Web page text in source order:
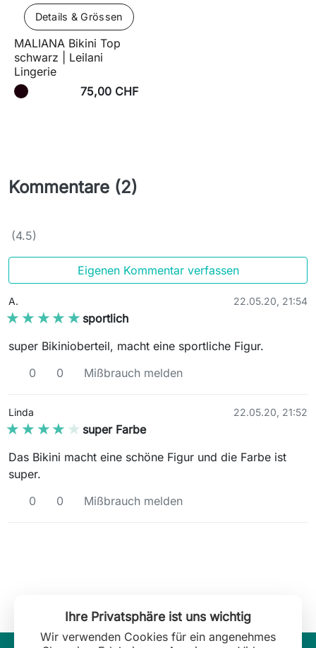
Details & Grössen
MALIANA Bikini Top
schwarz | Leilani
Lingerie
75,00 CHF
Kommentare (2)
(4.5)
Eigenen Kommentar verfassen
A. 22.05.20, 21:54
★★★★★
★★★★★ sportlich
super Bikinioberteil, macht eine sportliche Figur.
0
0 Mißbrauch melden
Linda 22.05.20, 21:52
★★★★★
★★★★★ super Farbe
Das Bikini macht eine schöne Figur und die Farbe ist
super.
0
0 Mißbrauch melden
Ihre Privatsphäre ist uns wichtig
Wir verwenden Cookies für ein angenehmes